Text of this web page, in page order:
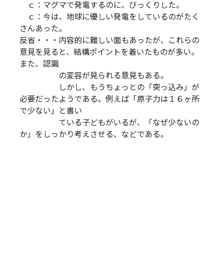
ｃ：マグマで発電するのに、びっくりした。
ｃ：今は、地球に優しい発電をしているのがたく
さんあった。
反省・・・内容的に難しい面もあったが、これらの
意見を見ると、結構ポイントを着いたものが多い。
また、認識
の変容が見られる意見もある。
しかし、もうちょっとの「突っ込み」が
必要だったようである。例えば「原子力は１６ヶ所
で少ない」と書い
ている子どもがいるが、「なぜ少ないの
か」をしっかり考えさせる、などである。